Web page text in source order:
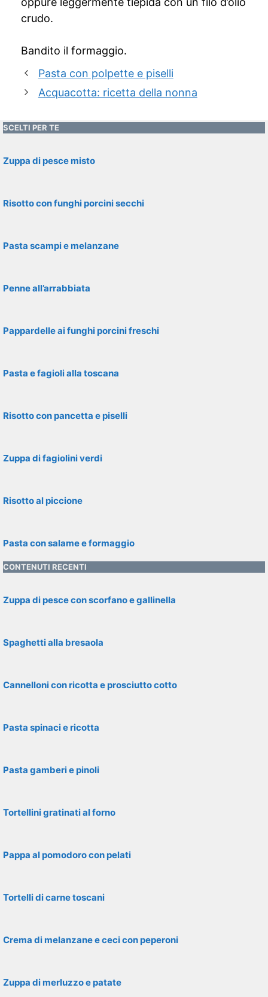
crudo.
Bandito il formaggio.
Pasta con polpette e piselli
Acquacotta: ricetta della nonna
SCELTI PER TE
Zuppa di pesce misto
Risotto con funghi porcini secchi
Pasta scampi e melanzane
Penne all’arrabbiata
Pappardelle ai funghi porcini freschi
Pasta e fagioli alla toscana
Risotto con pancetta e piselli
Zuppa di fagiolini verdi
Risotto al piccione
Pasta con salame e formaggio
CONTENUTI RECENTI
Zuppa di pesce con scorfano e gallinella
Spaghetti alla bresaola
Cannelloni con ricotta e prosciutto cotto
Pasta spinaci e ricotta
Pasta gamberi e pinoli
Tortellini gratinati al forno
Pappa al pomodoro con pelati
Tortelli di carne toscani
Crema di melanzane e ceci con peperoni
Zuppa di merluzzo e patate